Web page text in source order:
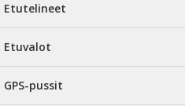
Etutelineet
Etuvalot
GPS-pussit